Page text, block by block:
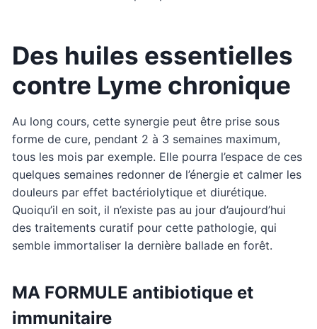
Des huiles essentielles
contre Lyme chronique
Au long cours, cette synergie peut être prise sous
forme de cure, pendant 2 à 3 semaines maximum,
tous les mois par exemple. Elle pourra l’espace de ces
quelques semaines redonner de l’énergie et calmer les
douleurs par effet bactériolytique et diurétique.
Quoiqu’il en soit, il n’existe pas au jour d’aujourd’hui
des traitements curatif pour cette pathologie, qui
semble immortaliser la dernière ballade en forêt.
MA FORMULE antibiotique et
immunitaire